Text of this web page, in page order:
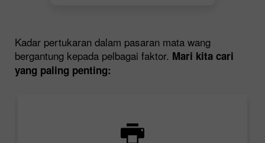
Kadar pertukaran dalam pasaran mata wang
bergantung kepada pelbagai faktor. Mari kita cari
yang paling penting: